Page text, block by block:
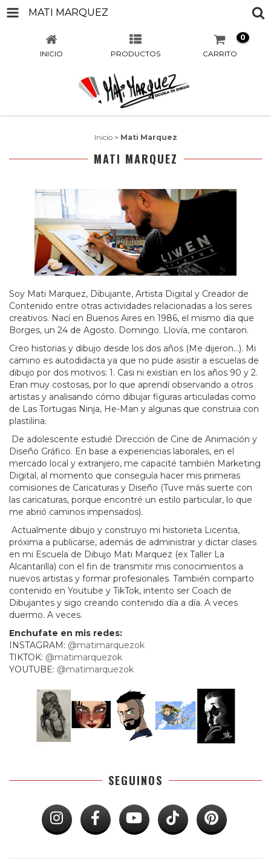
MATI MARQUEZ
INICIO PRODUCTOS CARRITO
0
Inicio > Mati Marquez
MATI MARQUEZ
Soy Mati Marquez, Dibujante, Artista Digital y Creador de
Contenido entre otras actividades relacionadas a los seres
creativos. Nací en Buenos Aires en 1986, el mismo día que
Borges, un 24 de Agosto. Domingo. Llovía, me contaron.
Creo historias y dibujo desde los dos años (Me dijeron...). Mi
camino es autodidacta ya que no pude asistir a escuelas de
dibujo por dos motivos: 1. Casi ni existian en los años 90 y 2.
Eran muy costosas, por lo que aprendí observando a otros
artistas y analisando cómo dibujar figuras articuladas como
de Las Tortugas Ninja, He-Man y algunas que construia con
plastilina.
De adolescente estudié Dirección de Cine de Animación y
Diseño Gráfico. En base a experiencias laborales, en el
mercado local y extranjero, me capacité también Marketing
Digital, al momento que conseguía hacer mis primeras
comisiones de Caricaturas y Diseño (Tuve más suerte con
las caricaturas, porque encontré un estilo particular, lo que
me abrió caminos impensados).
Actualmente dibujo y construyo mi historieta Licentia,
próxima a publicarse, además de administrar y dictar clases
en mi Escuela de Dibujo Mati Marquez (ex Taller La
Alcantarilla) con el fin de transmitir mis conocimientos a
nuevos artistas y formar profesionales. También comparto
contenido en Youtube y TikTok, intento ser Coach de
Dibujantes y sigo creando contenido día a día. A veces
duermo. A veces.
Enchufate en mis redes:
INSTAGRAM: @matimarquezok
TIKTOK: @matimarquezok
YOUTUBE: @matimarquezok
SEGUINOS